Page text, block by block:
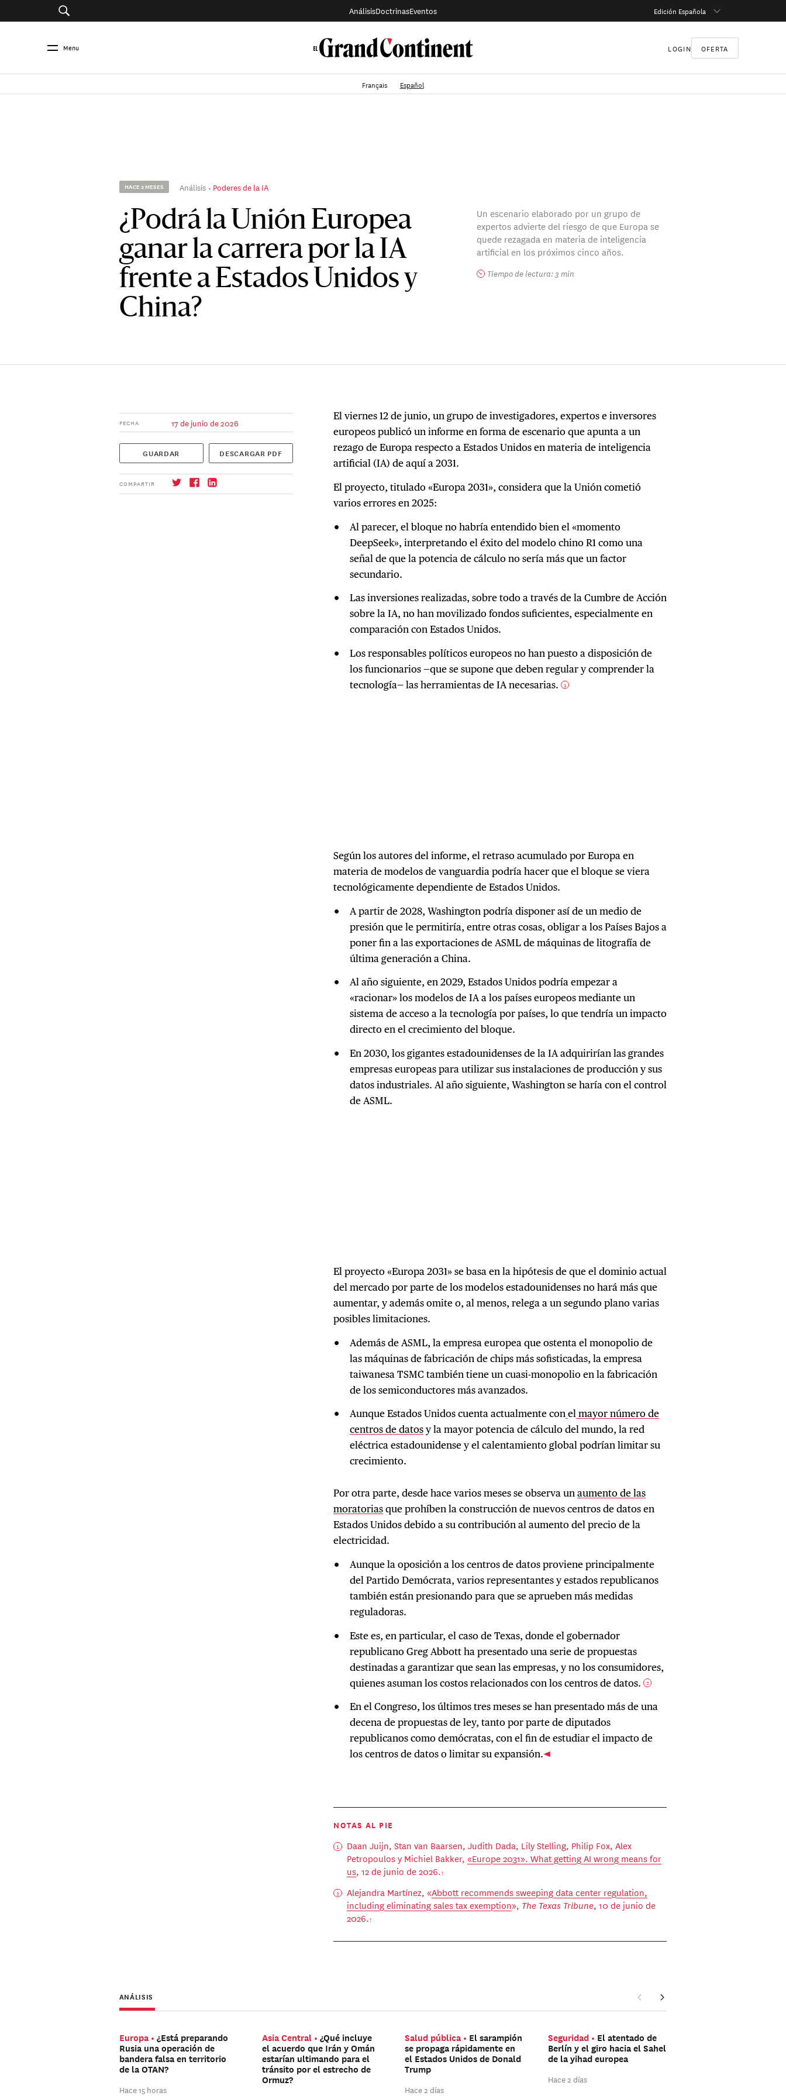
AnálisisDoctrinasEventos Edición Española
Menu LOGIN OFERTA
Français Español
HACE 2 MESES Análisis Poderes de la IA
¿Podrá la Unión Europea
ganar la carrera por la IA
frente a Estados Unidos y
China?
Un escenario elaborado por un grupo de
expertos advierte del riesgo de que Europa se
quede rezagada en materia de inteligencia
artificial en los próximos cinco años.
Tiempo de lectura: 3 min
FECHA 17 de junio de 2026
GUARDAR DESCARGAR PDF
COMPARTIR
El viernes 12 de junio, un grupo de investigadores, expertos e inversores
europeos publicó un informe en forma de escenario que apunta a un
rezago de Europa respecto a Estados Unidos en materia de inteligencia
artificial (IA) de aquí a 2031.
El proyecto, titulado «Europa 2031», considera que la Unión cometió
varios errores en 2025:
Al parecer, el bloque no habría entendido bien el «momento
DeepSeek», interpretando el éxito del modelo chino R1 como una
señal de que la potencia de cálculo no sería más que un factor
secundario.
Las inversiones realizadas, sobre todo a través de la Cumbre de Acción
sobre la IA, no han movilizado fondos suficientes, especialmente en
comparación con Estados Unidos.
Los responsables políticos europeos no han puesto a disposición de
los funcionarios —que se supone que deben regular y comprender la
tecnología— las herramientas de IA necesarias.
1
Según los autores del informe, el retraso acumulado por Europa en
materia de modelos de vanguardia podría hacer que el bloque se viera
tecnológicamente dependiente de Estados Unidos.
A partir de 2028, Washington podría disponer así de un medio de
presión que le permitiría, entre otras cosas, obligar a los Países Bajos a
poner fin a las exportaciones de ASML de máquinas de litografía de
última generación a China.
Al año siguiente, en 2029, Estados Unidos podría empezar a
«racionar» los modelos de IA a los países europeos mediante un
sistema de acceso a la tecnología por países, lo que tendría un impacto
directo en el crecimiento del bloque.
En 2030, los gigantes estadounidenses de la IA adquirirían las grandes
empresas europeas para utilizar sus instalaciones de producción y sus
datos industriales. Al año siguiente, Washington se haría con el control
de ASML.
El proyecto «Europa 2031» se basa en la hipótesis de que el dominio actual
del mercado por parte de los modelos estadounidenses no hará más que
aumentar, y además omite o, al menos, relega a un segundo plano varias
posibles limitaciones.
Además de ASML, la empresa europea que ostenta el monopolio de
las máquinas de fabricación de chips más sofisticadas, la empresa
taiwanesa TSMC también tiene un cuasi-monopolio en la fabricación
de los semiconductores más avanzados.
Aunque Estados Unidos cuenta actualmente con elmayor número de
centros de datosy la mayor potencia de cálculo del mundo, la red
eléctrica estadounidense y el calentamiento global podrían limitar su
crecimiento.
Por otra parte, desde hace varios meses se observa unaumento de las
moratoriasque prohíben la construcción de nuevos centros de datos en
Estados Unidos debido a su contribución al aumento del precio de la
electricidad.
Aunque la oposición a los centros de datos proviene principalmente
del Partido Demócrata, varios representantes y estados republicanos
también están presionando para que se aprueben más medidas
reguladoras.
Este es, en particular, el caso de Texas, donde el gobernador
republicano Greg Abbott ha presentado una serie de propuestas
destinadas a garantizar que sean las empresas, y no los consumidores,
quienes asuman los costos relacionados con los centros de datos.
2
En el Congreso, los últimos tres meses se han presentado más de una
decena de propuestas de ley, tanto por parte de diputados
republicanos como demócratas, con el fin de estudiar el impacto de
los centros de datos o limitar su expansión.
NOTAS AL PIE
Daan Juijn, Stan van Baarsen, Judith Dada, Lily Stelling, Philip Fox, Alex
Petropoulos y Michiel Bakker,«Europe 2031». What getting AI wrong means for
us, 12 de junio de 2026.
Alejandra Martínez, «Abbott recommends sweeping data center regulation,
including eliminating sales tax exemption», The Texas Tribune, 10 de junio de
2026.
ANÁLISIS
Europa
¿Está preparando
Rusia una operación de
bandera falsa en territorio
de la OTAN?
Hace 15 horas
Asia Central
¿Qué incluye
el acuerdo que Irán y Omán
estarían ultimando para el
tránsito por el estrecho de
Ormuz?
Salud pública
El sarampión
se propaga rápidamente en
el Estados Unidos de Donald
Trump
Hace 2 días
Seguridad
El atentado de
Berlín y el giro hacia el Sahel
de la yihad europea
Hace 2 días